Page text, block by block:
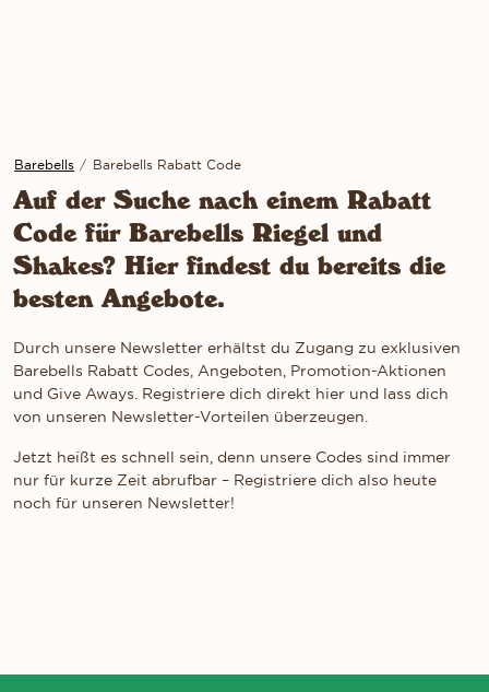
Barebells / Barebells Rabatt Code
Auf der Suche nach einem Rabatt
Code für Barebells Riegel und
Shakes? Hier findest du bereits die
besten Angebote.
Durch unsere Newsletter erhältst du Zugang zu exklusiven
Barebells Rabatt Codes, Angeboten, Promotion-Aktionen
und Give Aways. Registriere dich direkt hier und lass dich
von unseren Newsletter-Vorteilen überzeugen.
Jetzt heißt es schnell sein, denn unsere Codes sind immer
nur für kurze Zeit abrufbar – Registriere dich also heute
noch für unseren Newsletter!